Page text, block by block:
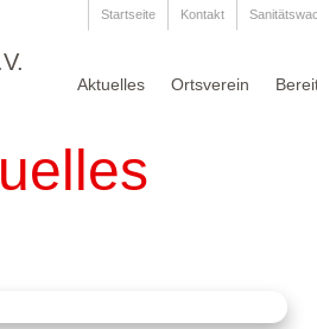
Startseite Kontakt
Aktuelles Ortsverein